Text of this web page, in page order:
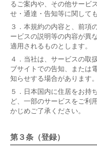
るご案内や、その他サービ
せ・通達・告知等に関して
３． 本規約の内容と、前項
ービスの説明等の内容が異
適用されるものとします。
４． 当社は、サービスの取
ブサイトでの告知、または
知らせする場合があります。
５． 日本国内に住居をお持
ど、一部のサービスをご利
かじめご了承ください。
第３条（登録）